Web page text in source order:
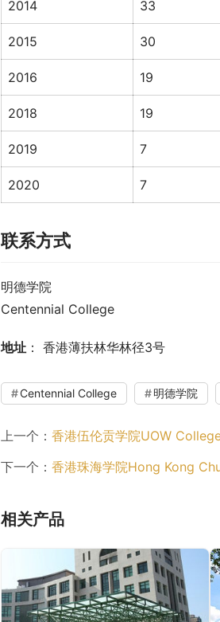
2014 33
2015 30
2016 19
2018 19
2019 7
2020 7
联系方式
明德学院
Centennial College
地址 ： 香港薄扶林华林径3号
Centennial College 明德学院
上一个： 香港伍伦贡学院UOW
下一个： 香港珠海学院Hong Kong
相关产品